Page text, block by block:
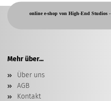
online e-shop von High-End Studios -
Mehr über...
Über uns
AGB
Kontakt